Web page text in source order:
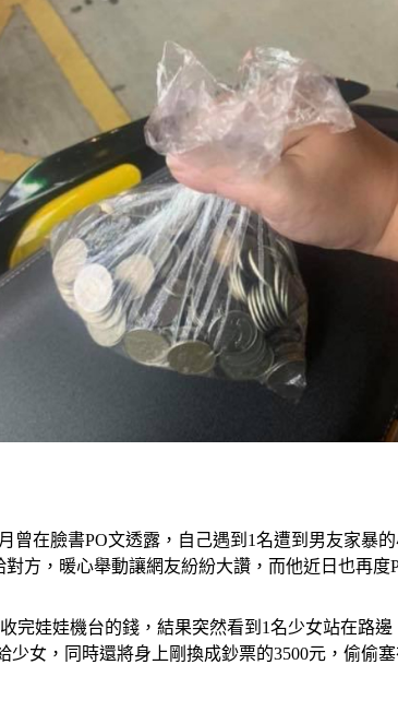
曾在臉書PO文透露，自己遇到1名遭到男友家暴
方，暖心舉動讓網友紛紛大讚，而他近日也再度
完娃娃機台的錢，結果突然看到1名少女站在路
女，同時還將身上剛換成鈔票的3500元，偷偷塞